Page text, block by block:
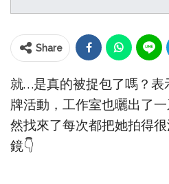
Share
就…是真的被捉包了嗎？表
牌活動，工作室也曬出了
然找來了每次都把她拍得
鏡👇